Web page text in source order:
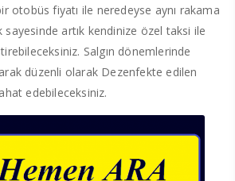
otobüs fiyatı ile neredeyse aynı rakama
artık kendinize özel taksi ile
Salgın dönemlerinde
düzenli olarak Dezenfekte edilen
edebileceksiniz.